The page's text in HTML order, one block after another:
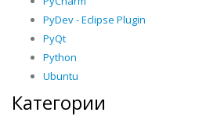
PyDev - Eclipse Plugin
PyQt
Python
Ubuntu
Категории